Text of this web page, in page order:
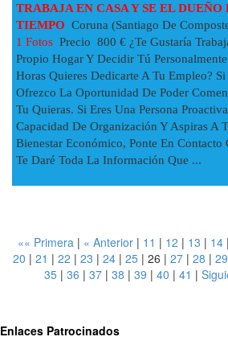
TRABAJA EN CASA Y SE EL DUEÑO
TIEMPO Coruna (Santiago De
1 Fotos Precio 800 € ¿Te Gustaría
Propio Hogar Y Decidir Tú
Horas Quieres Dedicarte A Tu Empleo? Si
Ofrezco La Oportunidad De Poder
Tu Quieras. Si Eres Una Persona
Capacidad De Organización Y Aspiras A
Bienestar Económico, Ponte En Contacto
Te Daré Toda La Información Que ...
«« Primera | « Anterior | 11 | 12 | 13 | 14 |
20 | 21 | 22 | 23 | 24 | 25 | 26 | 27 | 28 | 29
35| 36 | 37| 38 | 39 | 40 | 41 |
Enlaces Patrocinados